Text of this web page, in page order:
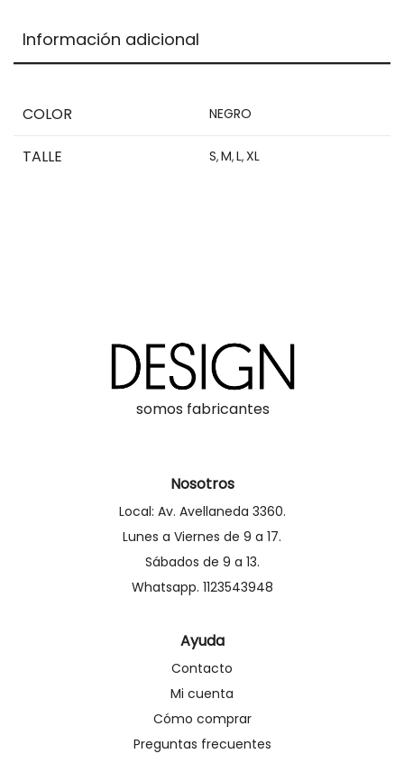
Información adicional
COLOR NEGRO
TALLE S,M,L,XL
somos fabricantes
Nosotros
Local: Av. Avellaneda 3360.
Lunes a Viernes de 9 a 17.
Sábados de 9 a 13.
Whatsapp. 1123543948
Ayuda
Contacto
Mi cuenta
Cómo comprar
Preguntas frecuentes